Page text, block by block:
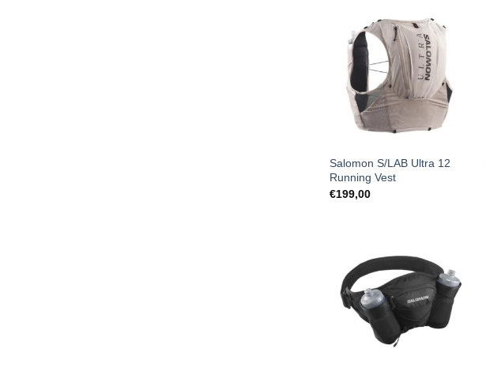
Salomon S/LAB Ultra 12
Running Vest
€199,00